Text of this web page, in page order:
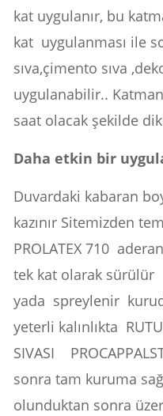
kat uygulanır, bu
kat uygulanması ile
sıva,çimento sıva
uygulanabilir..
saat olacak şekilde
Daha etkin bir
Duvardaki kabaran
kazınır Sitemizden
PROLATEX 710
tek kat olarak sürülür
yada spreylenir
yeterli kalınlıkta
SIVASI
sonra tam kuruma
olunduktan sonra